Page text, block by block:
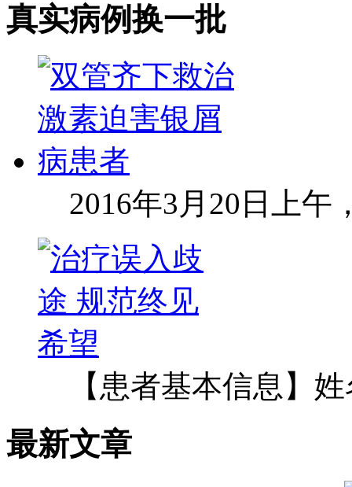
真实病例换一批
2016年3月20日上午
【患者基本信息】
最新文章